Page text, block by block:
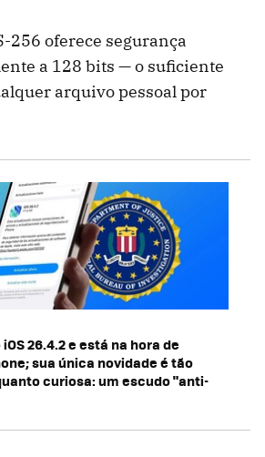
256 oferece segurança
a 128 bits — o suficiente
arquivo pessoal por
26.4.2 e está na hora de
sua única novidade é tão
curiosa: um escudo "anti-